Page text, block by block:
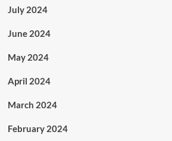
July 2024
June 2024
May 2024
April 2024
March 2024
February 2024